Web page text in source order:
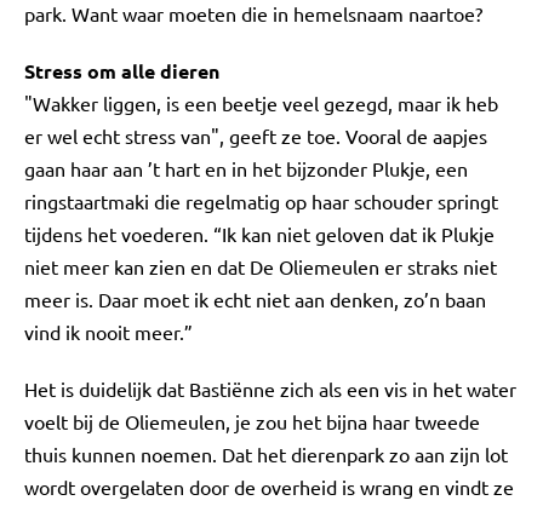
park. Want waar moeten die in hemelsnaam naartoe?
Stress om alle dieren
"Wakker liggen, is een beetje veel gezegd, maar ik heb
er wel echt stress van", geeft ze toe. Vooral de aapjes
gaan haar aan ’t hart en in het bijzonder Plukje, een
ringstaartmaki die regelmatig op haar schouder springt
tijdens het voederen. “Ik kan niet geloven dat ik Plukje
niet meer kan zien en dat De Oliemeulen er straks niet
meer is. Daar moet ik echt niet aan denken, zo’n baan
vind ik nooit meer.”
Het is duidelijk dat Bastiënne zich als een vis in het water
voelt bij de Oliemeulen, je zou het bijna haar tweede
thuis kunnen noemen. Dat het dierenpark zo aan zijn lot
wordt overgelaten door de overheid is wrang en vindt ze